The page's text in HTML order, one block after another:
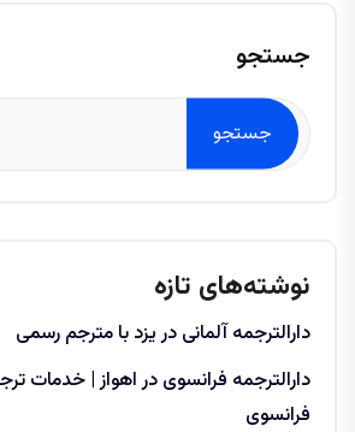
جستجو
جستجو
نوشته‌های تازه
دارالترجمه آلمانی در یزد با مترجم رسمی
دارالترجمه فرانسوی در اهواز | خدمات
فرانسوی